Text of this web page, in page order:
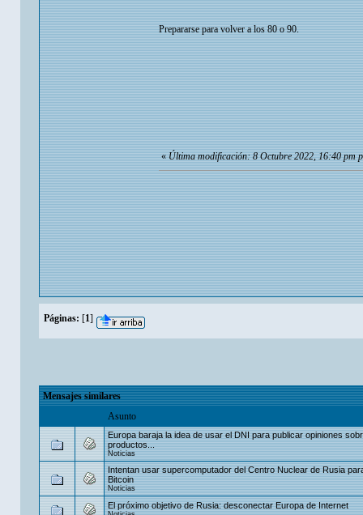
Prepararse para volver a los 80 o 90.
«Última modificación: 8 Octubre 2022, 16:40 pm
Páginas: [1]
Mensajes similares
Asunto
Europa baraja la idea de usar el DNI para publicar opiniones
productos...
Noticias
Intentan usar supercomputador del Centro Nuclear de Rusia
Bitcoin
Noticias
El próximo objetivo de Rusia: desconectar Europa de Internet